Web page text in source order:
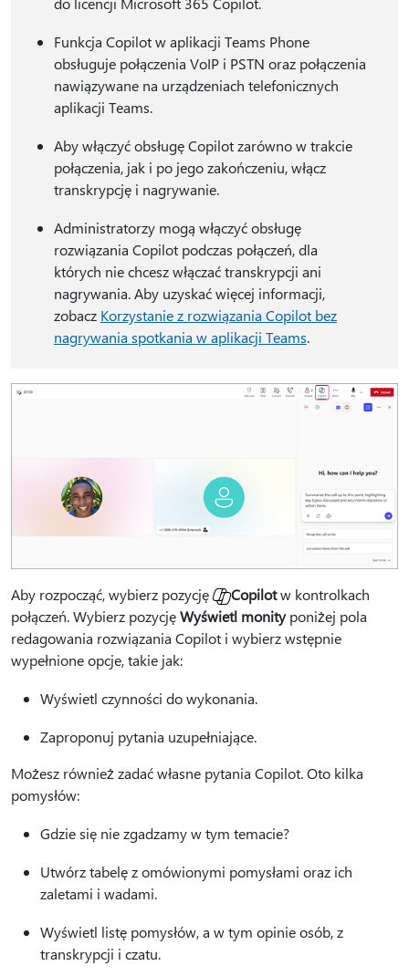
Funkcja Copilot w aplikacji Teams Phone
obsługuje połączenia VoIP i PSTN oraz połączenia
nawiązywane na urządzeniach telefonicznych
aplikacji Teams.
Aby włączyć obsługę Copilot zarówno w trakcie
połączenia, jak i po jego zakończeniu, włącz
transkrypcję i nagrywanie.
Administratorzy mogą włączyć obsługę
rozwiązania Copilot podczas połączeń, dla
których nie chcesz włączać transkrypcji ani
nagrywania. Aby uzyskać więcej informacji,
zobacz Korzystanie z rozwiązania Copilot bez
nagrywania spotkania w aplikacji Teams.
Aby rozpocząć, wybierz pozycję Copilotw kontrolkach
połączeń. Wybierz pozycjęWyświetl monityponiżej pola
redagowania rozwiązania Copilot i wybierz wstępnie
wypełnione opcje, takie jak:
Wyświetl czynności do wykonania.
Zaproponuj pytania uzupełniające.
Możesz również zadać własne pytania Copilot. Oto kilka
pomysłów:
Gdzie się nie zgadzamy w tym temacie?
Utwórz tabelę z omówionymi pomysłami oraz ich
zaletami i wadami.
Wyświetl listę pomysłów, a w tym opinie osób, z
transkrypcji i czatu.